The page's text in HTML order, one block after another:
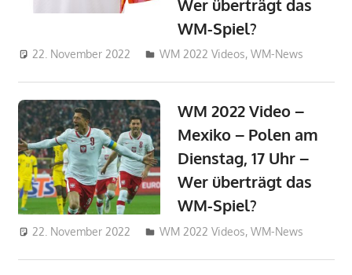
Wer überträgt das
WM-Spiel?
22. November 2022 admin_wm2022
WM 2022 Videos,WM-News
WM 2022 Video –
Mexiko – Polen am
Dienstag, 17 Uhr –
Wer überträgt das
WM-Spiel?
22. November 2022 admin_wm2022
WM 2022 Videos,WM-News